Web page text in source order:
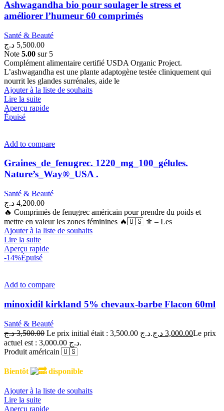
Ashwagandha bio pour soulager le stress et
améliorer l’humeur 60 comprimés
Santé & Beauté
5,500.00 د.ج
Note 5.00 sur 5
Complément alimentaire certifié USDA Organic Project.
L’ashwagandha est une plante adaptogène testée cliniquement qui
nourrit les glandes surrénales, aide le
Ajouter à la liste de souhaits
Lire la suite
Aperçu rapide
Épuisé
Add to compare
Graines_de_fenugrec. 1220_mg_100_gélules.
Nature’s_Way®_USA .
Santé & Beauté
4,200.00 د.ج
🔥 Comprimés de fenugrec américain pour prendre du poids et
mettre en valeur les zones féminines 🔥🇺🇸 ⚜ – Les
Ajouter à la liste de souhaits
Lire la suite
Aperçu rapide
-14%Épuisé
Add to compare
minoxidil kirkland 5% chevaux-barbe Flacon 60ml
Santé & Beauté
3,500.00 د.ج Le prix initial était : 3,500.00 د.ج. 3,000.00 د.ج
Le prix
actuel est : 3,000.00 د.ج.
Produit américain 🇺🇸
Bientôt disponible
Ajouter à la liste de souhaits
Lire la suite
Aperçu rapide